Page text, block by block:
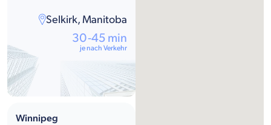
Selkirk, Manitoba
30-45 min
je nach Verkehr
Winnipeg